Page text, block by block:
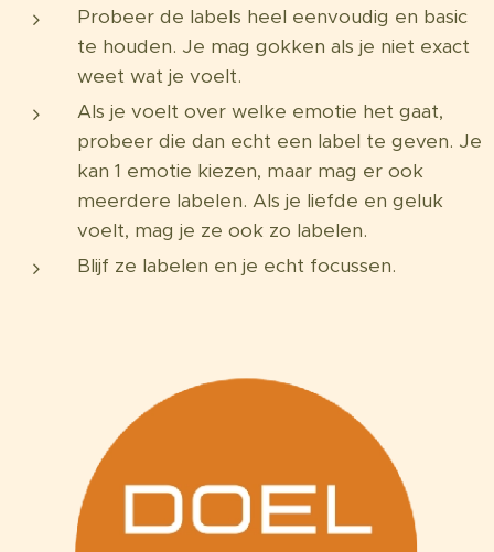
Probeer de labels heel eenvoudig en basic
te houden. Je mag gokken als je niet exact
weet wat je voelt.
Als je voelt over welke emotie het gaat,
probeer die dan echt een label te geven. Je
kan 1 emotie kiezen, maar mag er ook
meerdere labelen. Als je liefde en geluk
voelt, mag je ze ook zo labelen.
Blijf ze labelen en je echt focussen.